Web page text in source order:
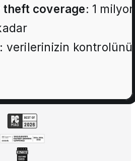
theft coverage: 1
: verilerinizin